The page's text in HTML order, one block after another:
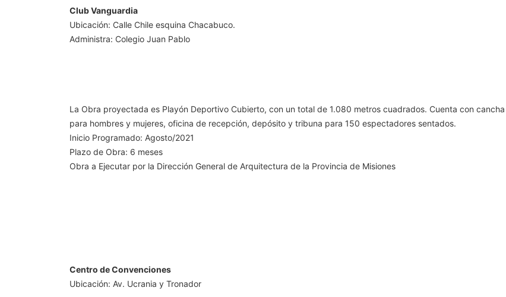
Club Vanguardia
Ubicación: Calle Chile esquina Chacabuco.
Administra: Colegio Juan Pablo
La Obra proyectada es Playón Deportivo Cubierto, con un total de 1.080 metros cuadrados. Cuenta con
para hombres y mujeres, oficina de recepción, depósito y tribuna para 150 espectadores sentados.
Inicio Programado: Agosto/2021
Plazo de Obra: 6 meses
Obra a Ejecutar por la Dirección General de Arquitectura de la Provincia de Misiones
Centro de Convenciones
Ubicación: Av. Ucrania y Tronador